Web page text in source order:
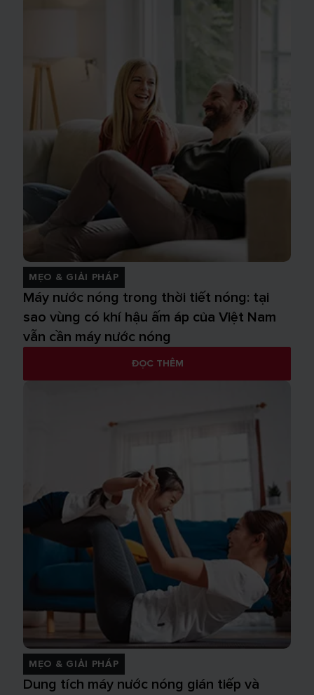
MẸO & GIẢI PHÁP
Máy nước nóng trong thời tiết nóng: tại
sao vùng có khí hậu ấm áp của Việt Nam
vẫn cần máy nước nóng
ĐỌC THÊM
MẸO & GIẢI PHÁP
Dung tích máy nước nóng gián tiếp và